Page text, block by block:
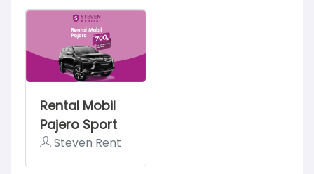
Rental Mobil
Pajero Sport
Steven Rent